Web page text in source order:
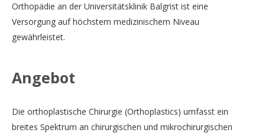
Orthopädie an der Universitätsklinik Balgrist ist eine
Versorgung auf höchstem medizinischem Niveau
gewährleistet.
Angebot
Die orthoplastische Chirurgie (Orthoplastics) umfasst ein
breites Spektrum an chirurgischen und mikrochirurgischen